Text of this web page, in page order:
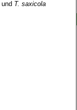
und T. saxicola